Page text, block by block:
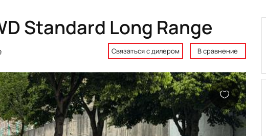
Standard Long Range
Связаться с дилером В сравнение